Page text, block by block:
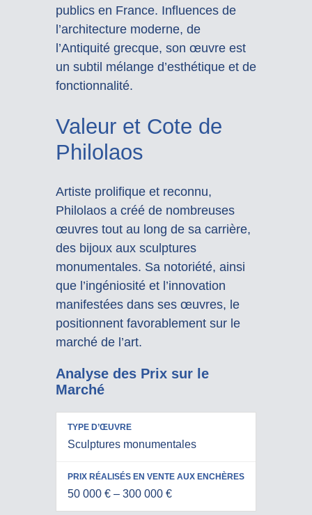
publics en France. Influences de
l’architecture moderne, de
l’Antiquité grecque, son œuvre est
un subtil mélange d’esthétique et de
fonctionnalité.
Valeur et Cote de
Philolaos
Artiste prolifique et reconnu,
Philolaos a créé de nombreuses
œuvres tout au long de sa carrière,
des bijoux aux sculptures
monumentales. Sa notoriété, ainsi
que l’ingéniosité et l’innovation
manifestées dans ses œuvres, le
positionnent favorablement sur le
marché de l’art.
Analyse des Prix sur le
Marché
D’ŒUVRE
RÉALISÉS
AUX
ENCHÈRES
Sculptures monumentales
50 000 € – 300 000 €